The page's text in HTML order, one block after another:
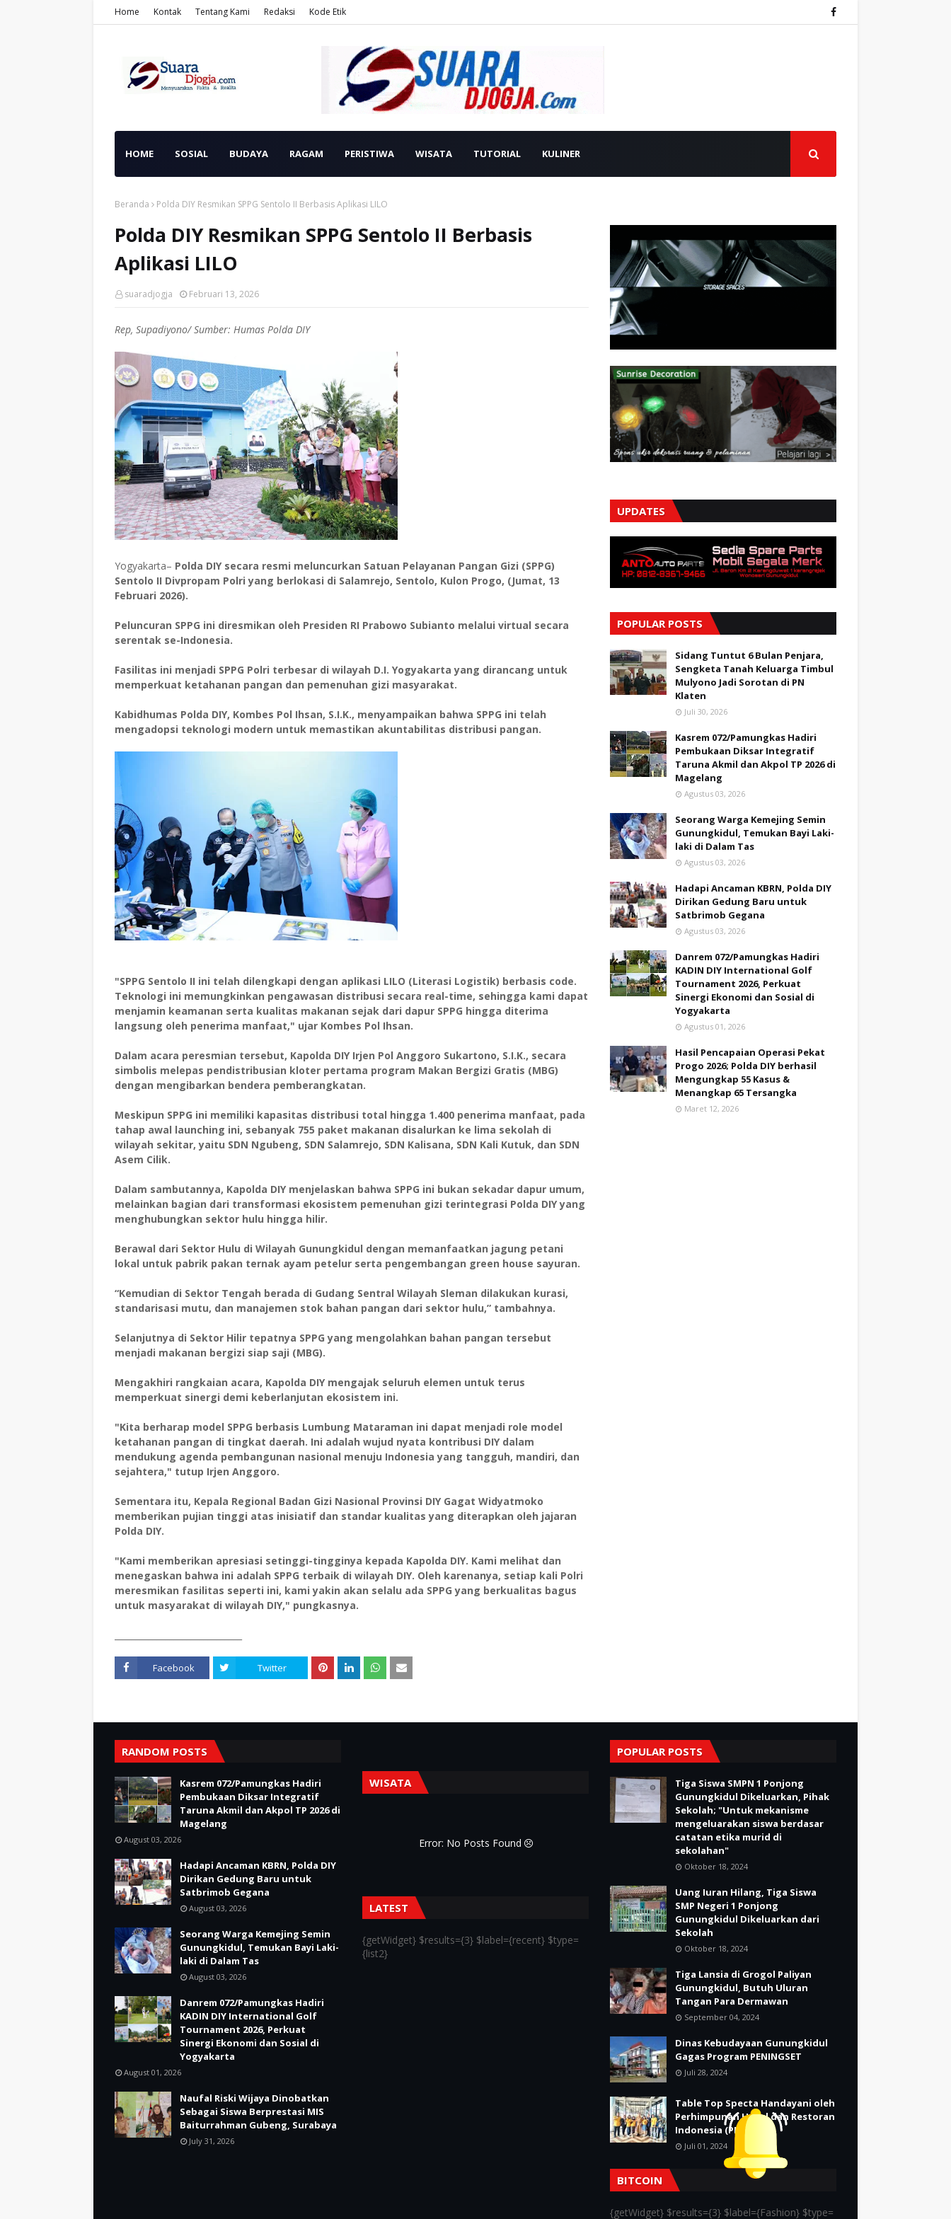
Home Kontak Tentang Kami Redaksi Kode Etik
HOME SOSIAL BUDAYA RAGAM PERISTIWA WISATA TUTORIAL KULINER
Beranda Polda DIY Resmikan SPPG Sentolo II Berbasis Aplikasi LILO
Polda DIY Resmikan SPPG Sentolo II Berbasis
Aplikasi LILO
suaradjogja Februari 13, 2026
Rep, Supadiyono/ Sumber: Humas Polda DIY
Yogyakarta– Polda DIY secara resmi meluncurkan Satuan Pelayanan Pangan Gizi (SPPG)
Sentolo II Divpropam Polri yang berlokasi di Salamrejo, Sentolo, Kulon Progo, (Jumat, 13
Februari 2026).
Peluncuran SPPG ini diresmikan oleh Presiden RI Prabowo Subianto melalui virtual secara
serentak se-Indonesia.
Fasilitas ini menjadi SPPG Polri terbesar di wilayah D.I. Yogyakarta yang dirancang untuk
memperkuat ketahanan pangan dan pemenuhan gizi masyarakat.
Kabidhumas Polda DIY, Kombes Pol Ihsan, S.I.K., menyampaikan bahwa SPPG ini telah
mengadopsi teknologi modern untuk memastikan akuntabilitas distribusi pangan.
"SPPG Sentolo II ini telah dilengkapi dengan aplikasi LILO (Literasi Logistik) berbasis code.
Teknologi ini memungkinkan pengawasan distribusi secara real-time, sehingga kami dapat
menjamin keamanan serta kualitas makanan sejak dari dapur SPPG hingga diterima
langsung oleh penerima manfaat," ujar Kombes Pol Ihsan.
Dalam acara peresmian tersebut, Kapolda DIY Irjen Pol Anggoro Sukartono, S.I.K., secara
simbolis melepas pendistribusian kloter pertama program Makan Bergizi Gratis (MBG)
dengan mengibarkan bendera pemberangkatan.
Meskipun SPPG ini memiliki kapasitas distribusi total hingga 1.400 penerima manfaat, pada
tahap awal launching ini, sebanyak 755 paket makanan disalurkan ke lima sekolah di
wilayah sekitar, yaitu SDN Ngubeng, SDN Salamrejo, SDN Kalisana, SDN Kali Kutuk, dan SDN
Asem Cilik.
Dalam sambutannya, Kapolda DIY menjelaskan bahwa SPPG ini bukan sekadar dapur umum,
melainkan bagian dari transformasi ekosistem pemenuhan gizi terintegrasi Polda DIY yang
menghubungkan sektor hulu hingga hilir.
Berawal dari Sektor Hulu di Wilayah Gunungkidul dengan memanfaatkan jagung petani
lokal untuk pabrik pakan ternak ayam petelur serta pengembangan green house sayuran.
“Kemudian di Sektor Tengah berada di Gudang Sentral Wilayah Sleman dilakukan kurasi,
standarisasi mutu, dan manajemen stok bahan pangan dari sektor hulu,” tambahnya.
Selanjutnya di Sektor Hilir tepatnya SPPG yang mengolahkan bahan pangan tersebut
menjadi makanan bergizi siap saji (MBG).
Mengakhiri rangkaian acara, Kapolda DIY mengajak seluruh elemen untuk terus
memperkuat sinergi demi keberlanjutan ekosistem ini.
"Kita berharap model SPPG berbasis Lumbung Mataraman ini dapat menjadi role model
ketahanan pangan di tingkat daerah. Ini adalah wujud nyata kontribusi DIY dalam
mendukung agenda pembangunan nasional menuju Indonesia yang tangguh, mandiri, dan
sejahtera," tutup Irjen Anggoro.
Sementara itu, Kepala Regional Badan Gizi Nasional Provinsi DIY Gagat Widyatmoko
memberikan pujian tinggi atas inisiatif dan standar kualitas yang diterapkan oleh jajaran
Polda DIY.
"Kami memberikan apresiasi setinggi-tingginya kepada Kapolda DIY. Kami melihat dan
menegaskan bahwa ini adalah SPPG terbaik di wilayah DIY. Oleh karenanya, setiap kali Polri
meresmikan fasilitas seperti ini, kami yakin akan selalu ada SPPG yang berkualitas bagus
untuk masyarakat di wilayah DIY," pungkasnya.
Facebook Twitter
UPDATES
POPULAR POSTS
Sidang Tuntut 6 Bulan Penjara,
Sengketa Tanah Keluarga Timbul
Mulyono Jadi Sorotan di PN
Klaten
Juli 30, 2026
Kasrem 072/Pamungkas Hadiri
Pembukaan Diksar Integratif
Taruna Akmil dan Akpol TP 2026 di
Magelang
Agustus 03, 2026
Seorang Warga Kemejing Semin
Gunungkidul, Temukan Bayi Laki-
laki di Dalam Tas
Agustus 03, 2026
Hadapi Ancaman KBRN, Polda DIY
Dirikan Gedung Baru untuk
Satbrimob Gegana
Agustus 03, 2026
Danrem 072/Pamungkas Hadiri
KADIN DIY International Golf
Tournament 2026, Perkuat
Sinergi Ekonomi dan Sosial di
Yogyakarta
Agustus 01, 2026
Hasil Pencapaian Operasi Pekat
Progo 2026; Polda DIY berhasil
Mengungkap 55 Kasus &
Menangkap 65 Tersangka
Maret 12, 2026
RANDOM POSTS
Kasrem 072/Pamungkas Hadiri
Pembukaan Diksar Integratif
Taruna Akmil dan Akpol TP 2026 di
Magelang
August 03, 2026
Hadapi Ancaman KBRN, Polda DIY
Dirikan Gedung Baru untuk
Satbrimob Gegana
August 03, 2026
Seorang Warga Kemejing Semin
Gunungkidul, Temukan Bayi Laki-
laki di Dalam Tas
August 03, 2026
Danrem 072/Pamungkas Hadiri
KADIN DIY International Golf
Tournament 2026, Perkuat
Sinergi Ekonomi dan Sosial di
Yogyakarta
August 01, 2026
Naufal Riski Wijaya Dinobatkan
Sebagai Siswa Berprestasi MIS
Baiturrahman Gubeng, Surabaya
July 31, 2026
WISATA
Error: No Posts Found
LATEST
{getWidget} $results={3} $label={recent} $type=
{list2}
POPULAR POSTS
Tiga Siswa SMPN 1 Ponjong
Gunungkidul Dikeluarkan, Pihak
Sekolah; "Untuk mekanisme
mengeluarakan siswa berdasar
catatan etika murid di
sekolahan"
Oktober 18, 2024
Uang Iuran Hilang, Tiga Siswa
SMP Negeri 1 Ponjong
Gunungkidul Dikeluarkan dari
Sekolah
Oktober 18, 2024
Tiga Lansia di Grogol Paliyan
Gunungkidul, Butuh Uluran
Tangan Para Dermawan
September 04, 2024
Dinas Kebudayaan Gunungkidul
Gagas Program PENINGSET
Juli 28, 2024
Table Top Specta Handayani oleh
Perhimpunan Hotel dan Restoran
Indonesia (PHRI)
Juli 01, 2024
BITCOIN
{getWidget} $results={3} $label={Fashion} $type=